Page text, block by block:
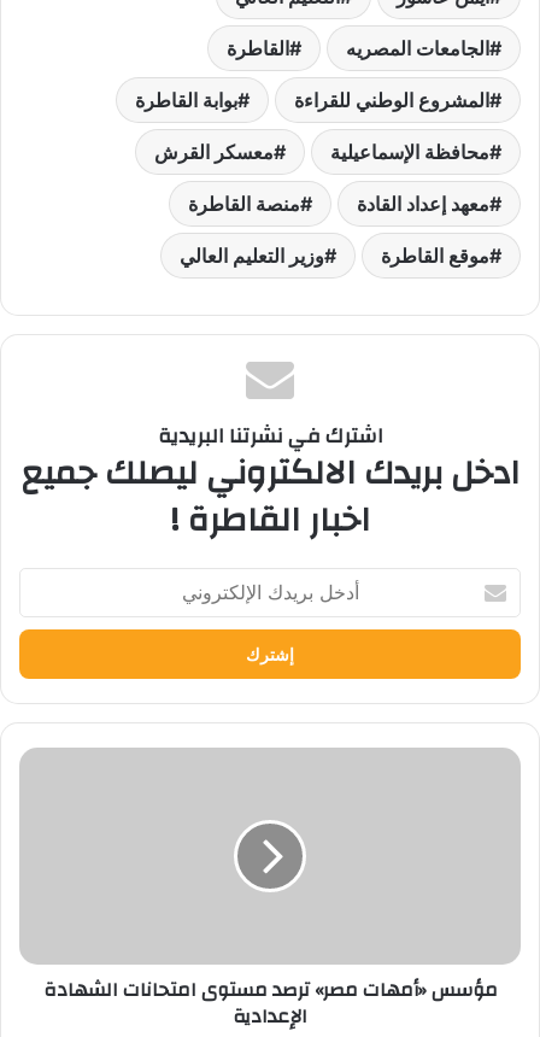
الجامعات المصريه القاطرة
المشروع الوطني للقراءة بوابة القاطرة
محافظة الإسماعيلية معسكر القرش
معهد إعداد القادة منصة القاطرة
موقع القاطرة وزير التعليم العالي
اشترك في نشرتنا البريدية
ادخل بريدك الالكتروني ليصلك جميع
اخبار القاطرة !
بريدك
الإلكتروني
مؤسس
مؤسس «أمهات مصر» ترصد مستوى امتحانات الشهادة
الإعدادية